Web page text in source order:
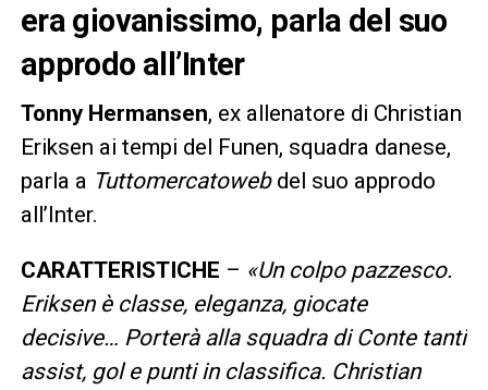
era giovanissimo, parla del suo
approdo all’Inter
Tonny Hermansen, ex allenatore di Christian
Eriksen ai tempi del Funen, squadra danese,
parla a Tuttomercatoweb del suo approdo
all’Inter.
CARATTERISTICHE – «Un colpo pazzesco.
Eriksen è classe, eleganza, giocate
decisive… Porterà alla squadra di Conte tanti
assist, gol e punti in classifica. Christian